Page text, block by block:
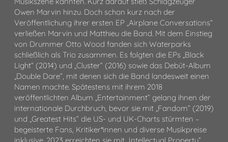
Owen Marvin hinzu. Doch schon kurz nach der
Veröffentlichung ihrer ersten EP „Airplane Conversations“
verließen Marvin und Matthieu die Band. Mit dem Einstieg
von Drummer Otto Wood fanden sich Waterparks
schließlich als Trio zusammen. Es folgten die EPs „Black
Light“ (2014) und „Cluster” (2016) sowie das Debüt-Album
„Double Dare”, mit denen sich die Band landesweit einen
Namen machte. Spätestens mit ihrem 2018
veröffentlichten Album „Entertainment” gelang ihnen der
internationale Durchbruch, bevor sie mit „Fandom” (2019)
und „Greatest Hits” die US- und UK-Charts stürmten –
begeisterte Fans, Kritiker*innen und diverse Musikpreise